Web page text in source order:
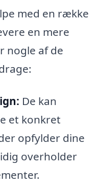
med en række
en mere
nogle af de
De kan
et konkret
opfylder dine
overholder